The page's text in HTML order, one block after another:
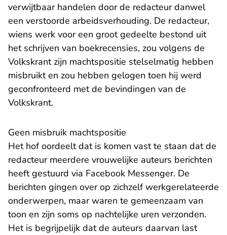
verwijtbaar handelen door de redacteur danwel
een verstoorde arbeidsverhouding. De redacteur,
wiens werk voor een groot gedeelte bestond uit
het schrijven van boekrecensies, zou volgens de
Volkskrant zijn machtspositie stelselmatig hebben
misbruikt en zou hebben gelogen toen hij werd
geconfronteerd met de bevindingen van de
Volkskrant.
Geen misbruik machtspositie
Het hof oordeelt dat is komen vast te staan dat de
redacteur meerdere vrouwelijke auteurs berichten
heeft gestuurd via Facebook Messenger. De
berichten gingen over op zichzelf werkgerelateerde
onderwerpen, maar waren te gemeenzaam van
toon en zijn soms op nachtelijke uren verzonden.
Het is begrijpelijk dat de auteurs daarvan last